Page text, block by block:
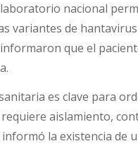
nacional
variantes de
que el
es clave para
aislamiento,
la existencia de